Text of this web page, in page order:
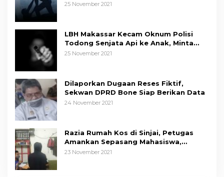
25 November 2021
LBH Makassar Kecam Oknum Polisi
Todong Senjata Api ke Anak, Minta
Kapolda Sulsel Tindak Tegas
25 November 2021
Dilaporkan Dugaan Reses Fiktif,
Sekwan DPRD Bone Siap Berikan Data
24 November 2021
Razia Rumah Kos di Sinjai, Petugas
Amankan Sepasang Mahasiswa,
Mengaku Berpacaran
23 November 2021